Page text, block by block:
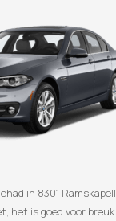
in 8301
het is goed voor